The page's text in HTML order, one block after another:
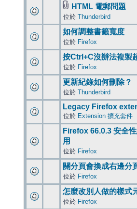
HTML 電郵問題
位於 Thunderbird
如何調整書籤寬度
位於 Firefox
按Ctrl+C沒辦法複製
位於 Firefox
更新紀錄如何刪除？
位於 Thunderbird
Legacy Firefox
位於 Extension 擴充套件
Firefox 66.0.3 安全
用
位於 Firefox
關分頁會換成右邊分
位於 Firefox
怎麼改別人做的樣式
位於 Firefox